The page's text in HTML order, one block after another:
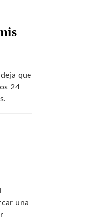
que
24
una